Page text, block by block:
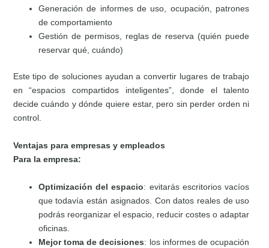
Generación de informes de uso, ocupación, patrones
de comportamiento
Gestión de permisos, reglas de reserva (quién puede
reservar qué, cuándo)
Este tipo de soluciones ayudan a convertir lugares de trabajo
en “espacios compartidos inteligentes”, donde el talento
decide cuándo y dónde quiere estar, pero sin perder orden ni
control.
Ventajas para empresas y empleados
Para la empresa:
Optimización del espacio: evitarás escritorios vacíos
que todavía están asignados. Con datos reales de uso
podrás reorganizar el espacio, reducir costes o adaptar
oficinas.
Mejor toma de decisiones: los informes de ocupación